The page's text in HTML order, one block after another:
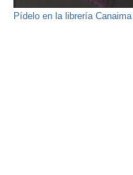
Pídelo en la librería Canaima